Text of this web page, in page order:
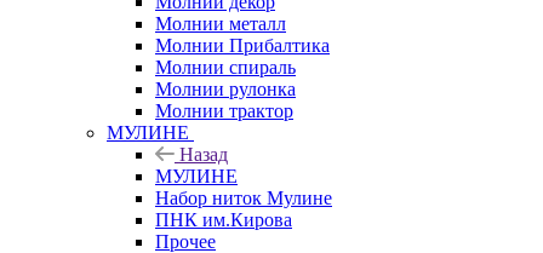
Молнии металл
Молнии Прибалтика
Молнии спираль
Молнии рулонка
Молнии трактор
МУЛИНЕ
Назад
МУЛИНЕ
Набор ниток Мулине
ПНК им.Кирова
Прочее